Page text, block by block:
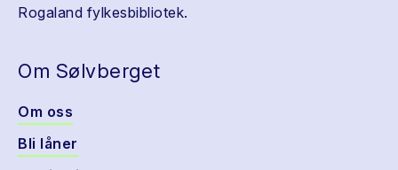
Rogaland fylkesbibliotek.
Om Sølvberget
Om oss
Bli låner